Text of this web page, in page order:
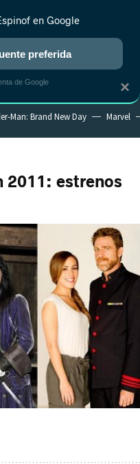
ANIME RANKINGS CINE
Man: Brand New Day Marvel
2011: estrenos
×
en Google
preferida
de Google